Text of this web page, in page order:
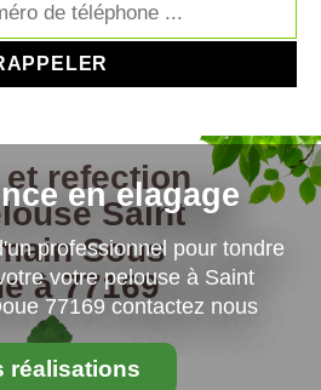
en elagage
professionnel pour tondre
votre pelouse à Saint
77169 contactez nous
réalisations
et refection
Saint
Sous
à 77169